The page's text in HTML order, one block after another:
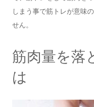
しまう事で筋トレが意味
せん。
筋肉量を落
は